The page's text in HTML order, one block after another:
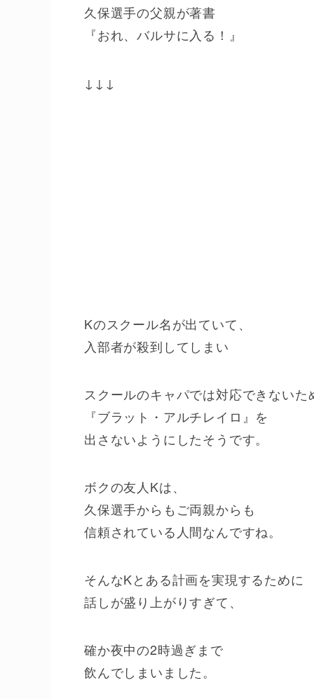
久保選手の父親が著書
『おれ、バルサに入る！』
↓↓↓
Kのスクール名が出ていて、
入部者が殺到してしまい
スクールのキャパでは対応できないた
『ブラット・アルチレイロ』を
出さないようにしたそうです。
ボクの友人Kは、
久保選手からもご両親からも
信頼されている人間なんですね。
そんなKとある計画を実現するために
話しが盛り上がりすぎて、
確か夜中の2時過ぎまで
飲んでしまいました。